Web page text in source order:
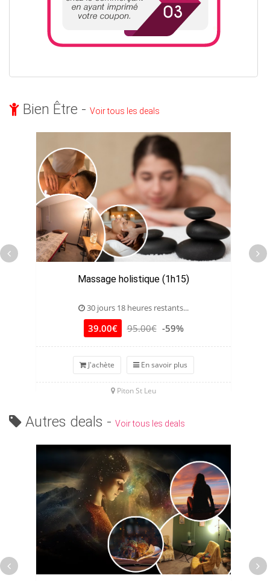
Bien Être - Voir tous les deals
Massage holistique (1h15)
30 jours 18 heures restants...
39.00€ 95.00€ -59%
J'achète En savoir plus
Piton St Leu
Autres deals - Voir tous les deals